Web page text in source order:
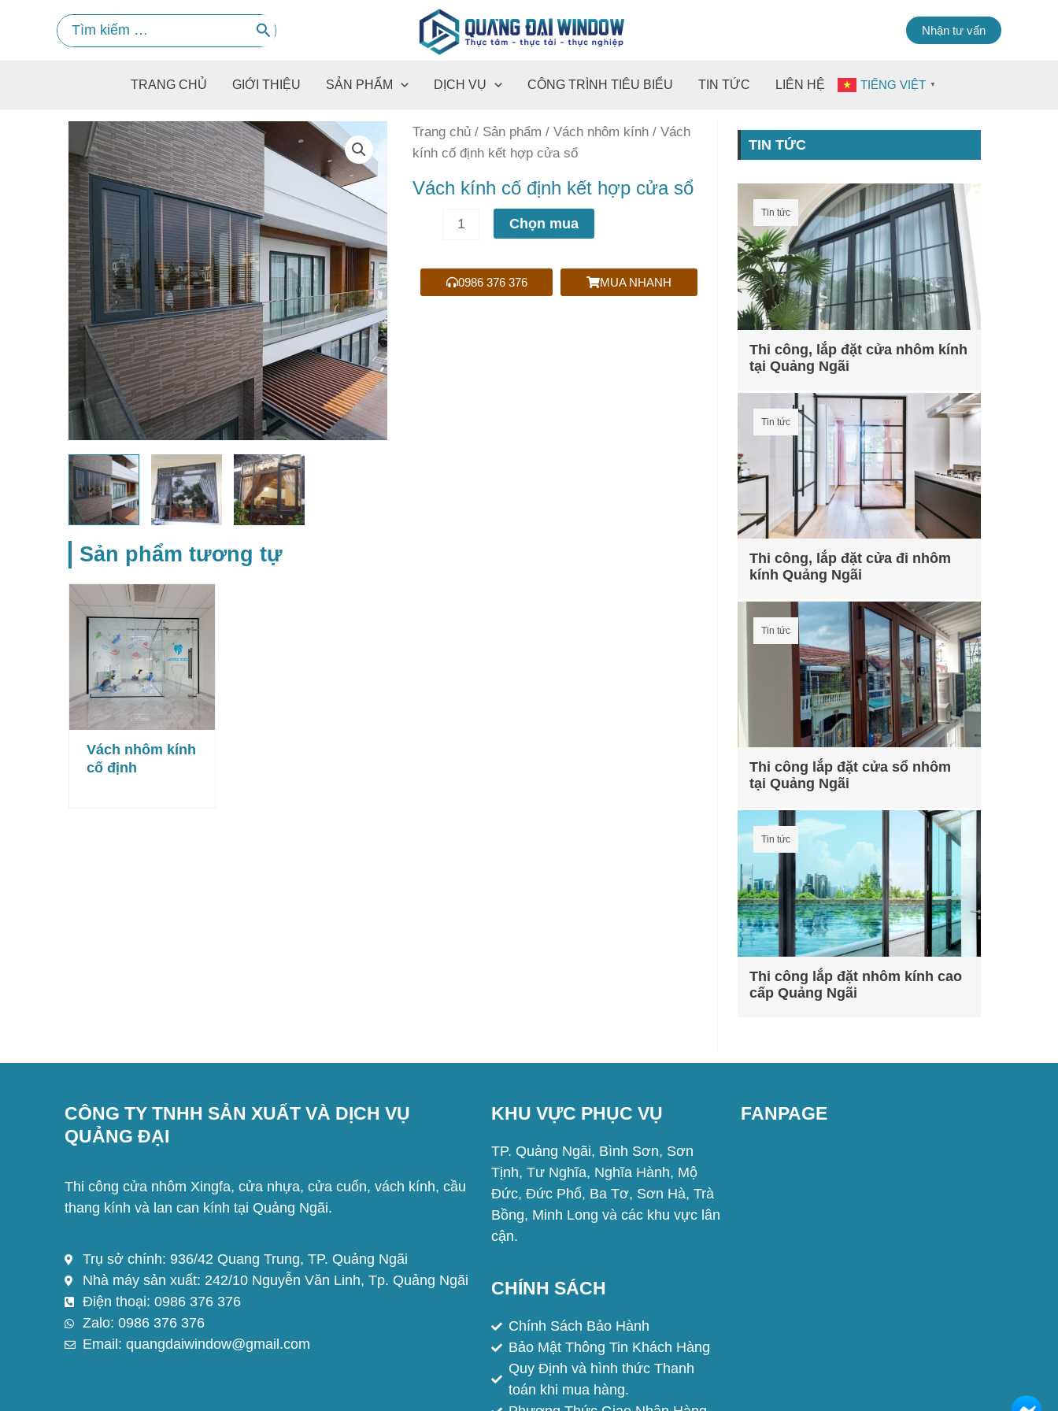
Search
for:
Nhận tư vấn
TRANG CHỦ GIỚI THIỆU SẢN PHẨM DỊCH VỤ CÔNG TRÌNH TIÊU BIỂU TIN TỨC LIÊN HỆ TIẾNG VIỆT ▼
Trang chủ/ Sản phẩm / Vách nhôm kính/ Vách
kính cố định kết hợp cửa sổ
Vách kính cố định kết hợp cửa sổ
Vách
kính
định
số
Chọn mua
0986 376 376 MUA NHANH
Sản phẩm tương tự
Vách nhôm kính
cố định
TIN TỨC
Tin tức
Thi công, lắp đặt cửa nhôm kính
tại Quảng Ngãi
Tin tức
Thi công, lắp đặt cửa đi nhôm
kính Quảng Ngãi
Tin tức
Thi công lắp đặt cửa sổ nhôm
tại Quảng Ngãi
Tin tức
Thi công lắp đặt nhôm kính cao
cấp Quảng Ngãi
CÔNG TY TNHH SẢN XUẤT VÀ DỊCH VỤ
QUẢNG ĐẠI
Thi công cửa nhôm Xingfa, cửa nhựa, cửa cuốn, vách kính, cầu
thang kính và lan can kính tại Quảng Ngãi.
Trụ sở chính: 936/42 Quang Trung, TP. Quảng Ngãi
Nhà máy sản xuất: 242/10 Nguyễn Văn Linh, Tp. Quảng Ngãi
Điện thoại: 0986 376 376
Zalo: 0986 376 376
Email: quangdaiwindow@gmail.com
KHU VỰC PHỤC VỤ
TP. Quảng Ngãi, Bình Sơn, Sơn
Tịnh, Tư Nghĩa, Nghĩa Hành, Mộ
Đức, Đức Phổ, Ba Tơ, Sơn Hà, Trà
Bồng, Minh Long và các khu vực lân
cận.
CHÍNH SÁCH
Chính Sách Bảo Hành
Bảo Mật Thông Tin Khách Hàng
Quy Định và hình thức Thanh
toán khi mua hàng.
FANPAGE